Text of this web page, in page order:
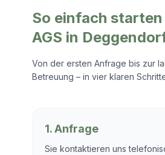
So einfach starten
AGS in
Von der ersten Anfrage bis zur
Betreuung – in vier klaren
1. Anfrage
Sie kontaktieren uns